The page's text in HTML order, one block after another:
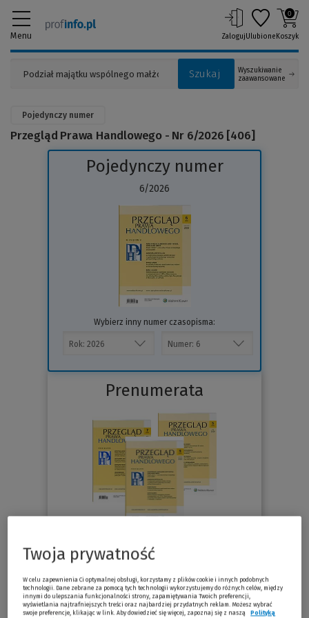
Menu
Szukaj
Wyszukiwanie
zaawansowane
ZalogujUlubione
0
Koszyk
Pojedynczy numer
Przegląd Prawa Handlowego - Nr 6/2026 [406]
Pojedynczy numer
6/2026
do
Wybierz inny numer czasopisma:
Prenumerata
Już od 76.30 zł
Sprawdź
Twoja prywatność
W celu zapewnienia Ci optymalnej obsługi, korzystamy z plików cookie i innych podobnych
technologii. Dane zebrane za pomocą tych technologii wykorzystujemy do różnych celów, między
innymi do ulepszania funkcjonalności strony, zapamiętywania Twoich preferencji,
wyświetlania najtrafniejszych treści oraz najbardziej przydatnych reklam. Możesz wybrać
swoje preferencje, klikając w link. Aby dowiedzieć się więcej, zapoznaj się z naszą
Polityką